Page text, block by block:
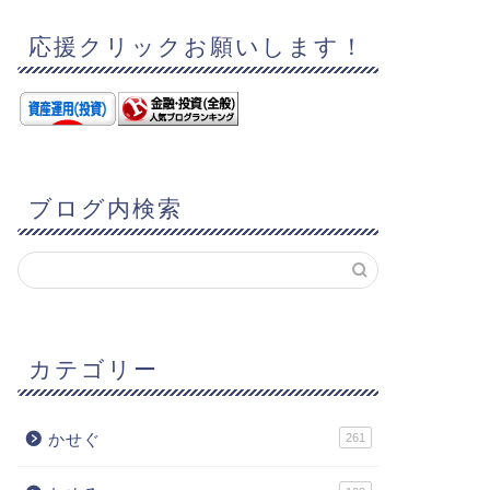
応援クリックお願いします！
ブログ内検索
カテゴリー
かせぐ 261